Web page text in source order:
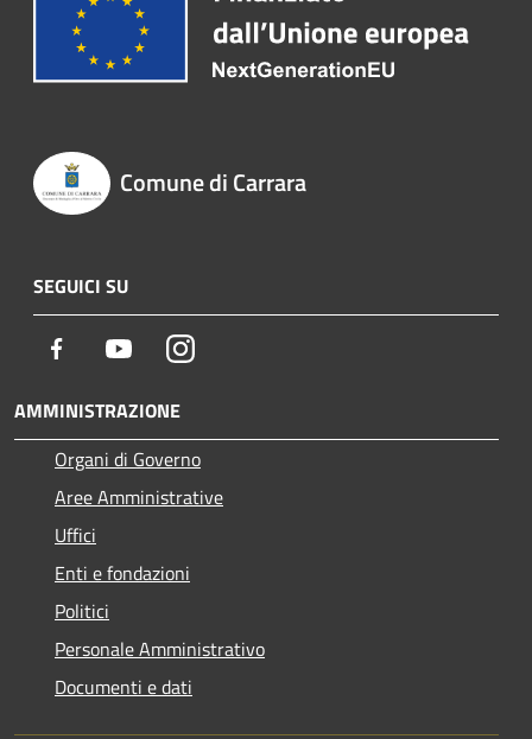
Comune di Carrara
SEGUICI SU
Facebook YoutubeInstagram
AMMINISTRAZIONE
Organi di Governo
Aree Amministrative
Uffici
Enti e fondazioni
Politici
Personale Amministrativo
Documenti e dati